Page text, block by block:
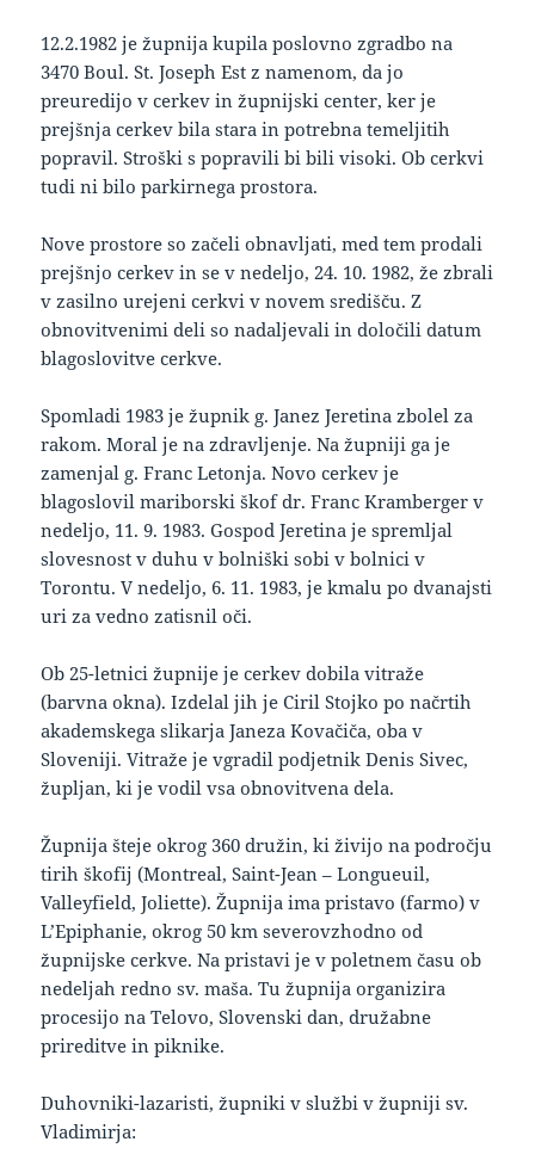
12.2.1982 je župnija kupila poslovno zgradbo na
3470 Boul. St. Joseph Est z namenom, da jo
preuredijo v cerkev in župnijski center, ker je
prejšnja cerkev bila stara in potrebna temeljitih
popravil. Stroški s popravili bi bili visoki. Ob cerkvi
tudi ni bilo parkirnega prostora.
Nove prostore so začeli obnavljati, med tem prodali
prejšnjo cerkev in se v nedeljo, 24. 10. 1982, že zbrali
v zasilno urejeni cerkvi v novem središču. Z
obnovitvenimi deli so nadaljevali in določili datum
blagoslovitve cerkve.
Spomladi 1983 je župnik g. Janez Jeretina zbolel za
rakom. Moral je na zdravljenje. Na župniji ga je
zamenjal g. Franc Letonja. Novo cerkev je
blagoslovil mariborski škof dr. Franc Kramberger v
nedeljo, 11. 9. 1983. Gospod Jeretina je spremljal
slovesnost v duhu v bolniški sobi v bolnici v
Torontu. V nedeljo, 6. 11. 1983, je kmalu po dvanajsti
uri za vedno zatisnil oči.
Ob 25-letnici župnije je cerkev dobila vitraže
(barvna okna). Izdelal jih je Ciril Stojko po načrtih
akademskega slikarja Janeza Kovačiča, oba v
Sloveniji. Vitraže je vgradil podjetnik Denis Sivec,
župljan, ki je vodil vsa obnovitvena dela.
Župnija šteje okrog 360 družin, ki živijo na področju
tirih škofij (Montreal, Saint-Jean – Longueuil,
Valleyfield, Joliette). Župnija ima pristavo (farmo) v
L’Epiphanie, okrog 50 km severovzhodno od
župnijske cerkve. Na pristavi je v poletnem času ob
nedeljah redno sv. maša. Tu župnija organizira
procesijo na Telovo, Slovenski dan, družabne
prireditve in piknike.
Duhovniki-lazaristi, župniki v službi v župniji sv.
Vladimirja: